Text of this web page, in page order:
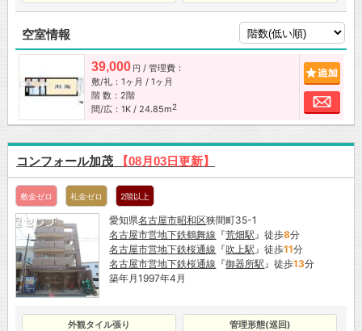
空室情報
39,000 円 / 管理費：
敷/礼：1ヶ月 / 1ヶ月
階 数：2階
間/広：1K / 24.85m2
お
コンフォール加茂 【08月03日更新】
敷金ゼロ 礼金ゼロ 2階以上
愛知県名古屋市昭和区狭間町35-1
名古屋市営地下鉄鶴舞線 『荒畑駅 』徒歩8分
名古屋市営地下鉄桜通線 『吹上駅 』徒歩11分
名古屋市営地下鉄桜通線 『御器所駅 』徒歩13分
築年月1997年4月
外観タイル張り 管理形態(巡回)